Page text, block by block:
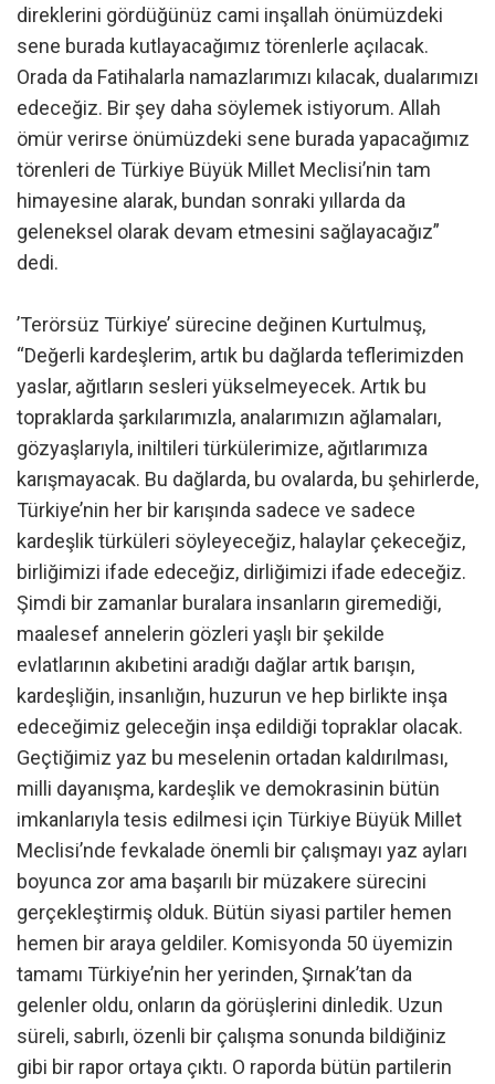
direklerini gördüğünüz cami inşallah önümüzdeki
sene burada kutlayacağımız törenlerle açılacak.
Orada da Fatihalarla namazlarımızı kılacak, dualarımızı
edeceğiz. Bir şey daha söylemek istiyorum. Allah
ömür verirse önümüzdeki sene burada yapacağımız
törenleri de Türkiye Büyük Millet Meclisi’nin tam
himayesine alarak, bundan sonraki yıllarda da
geleneksel olarak devam etmesini sağlayacağız”
dedi.
’Terörsüz Türkiye’ sürecine değinen Kurtulmuş,
“Değerli kardeşlerim, artık bu dağlarda teflerimizden
yaslar, ağıtların sesleri yükselmeyecek. Artık bu
topraklarda şarkılarımızla, analarımızın ağlamaları,
gözyaşlarıyla, iniltileri türkülerimize, ağıtlarımıza
karışmayacak. Bu dağlarda, bu ovalarda, bu şehirlerde,
Türkiye’nin her bir karışında sadece ve sadece
kardeşlik türküleri söyleyeceğiz, halaylar çekeceğiz,
birliğimizi ifade edeceğiz, dirliğimizi ifade edeceğiz.
Şimdi bir zamanlar buralara insanların giremediği,
maalesef annelerin gözleri yaşlı bir şekilde
evlatlarının akıbetini aradığı dağlar artık barışın,
kardeşliğin, insanlığın, huzurun ve hep birlikte inşa
edeceğimiz geleceğin inşa edildiği topraklar olacak.
Geçtiğimiz yaz bu meselenin ortadan kaldırılması,
milli dayanışma, kardeşlik ve demokrasinin bütün
imkanlarıyla tesis edilmesi için Türkiye Büyük Millet
Meclisi’nde fevkalade önemli bir çalışmayı yaz ayları
boyunca zor ama başarılı bir müzakere sürecini
gerçekleştirmiş olduk. Bütün siyasi partiler hemen
hemen bir araya geldiler. Komisyonda 50 üyemizin
tamamı Türkiye’nin her yerinden, Şırnak’tan da
gelenler oldu, onların da görüşlerini dinledik. Uzun
süreli, sabırlı, özenli bir çalışma sonunda bildiğiniz
gibi bir rapor ortaya çıktı. O raporda bütün partilerin